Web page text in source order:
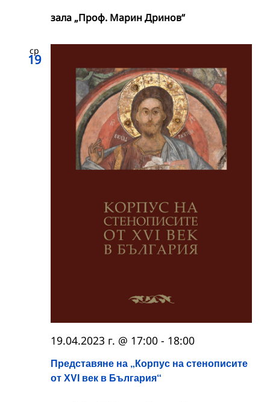
зала „Проф. Марин Дринов“
ср
19
Представяне на „Корпус на стенописите
от ХVІ век в България“
19.04.2023 г. @ 17:00 - 18:00